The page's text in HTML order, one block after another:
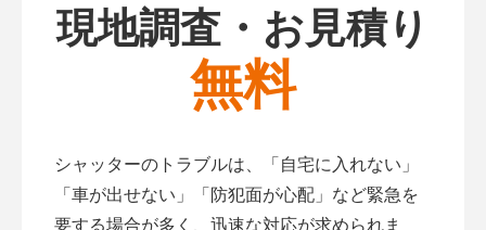
現地調査・お見積り
無料
シャッターのトラブルは、「自宅に入れない」
「車が出せない」「防犯面が心配」など緊急を
要する場合が多く、迅速な対応が求められま